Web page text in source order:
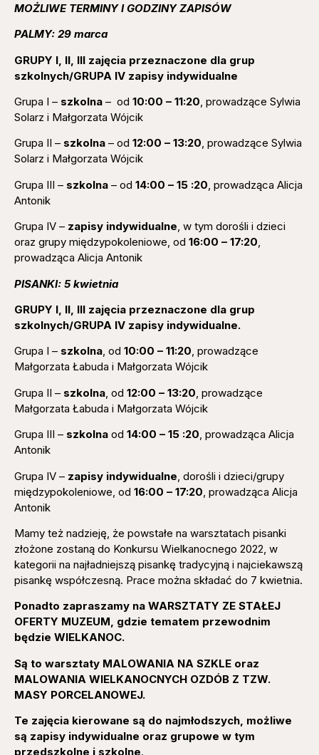
MOŻLIWE TERMINY I GODZINY ZAPISÓW
PALMY: 29 marca
GRUPY I, II, III zajęcia przeznaczone dla grup
szkolnych/GRUPA IV zapisy indywidualne
Grupa I – szkolna – od 10:00 – 11:20, prowadzące Sylwia
Solarz i Małgorzata Wójcik
Grupa II – szkolna – od 12:00 – 13:20, prowadzące Sylwia
Solarz i Małgorzata Wójcik
Grupa III – szkolna – od 14:00 – 15 :20, prowadząca Alicja
Antonik
Grupa IV – zapisy indywidualne, w tym dorośli i dzieci
oraz grupy międzypokoleniowe, od 16:00 – 17:20,
prowadząca Alicja Antonik
PISANKI: 5 kwietnia
GRUPY I, II, III zajęcia przeznaczone dla grup
szkolnych/GRUPA IV zapisy indywidualne.
Grupa I – szkolna, od 10:00 – 11:20, prowadzące
Małgorzata Łabuda i Małgorzata Wójcik
Grupa II – szkolna , od 12:00 – 13:20 , prowadzące
Małgorzata Łabuda i Małgorzata Wójcik
Grupa III – szkolna od 14:00 – 15 :20, prowadząca Alicja
Antonik
Grupa IV – zapisy indywidualne , dorośli i dzieci/grupy
międzypokoleniowe, od 16:00 – 17:20 , prowadząca Alicja
Antonik
Mamy też nadzieję, że powstałe na warsztatach pisanki
złożone zostaną do Konkursu Wielkanocnego 2022, w
kategorii na najładniejszą pisankę tradycyjną i najciekawszą
pisankę współczesną. Prace można składać do 7 kwietnia.
Ponadto zapraszamy na WARSZTATY ZE STAŁEJ
OFERTY MUZEUM, gdzie tematem przewodnim
będzie WIELKANOC.
Są to warsztaty MALOWANIA NA SZKLE oraz
MALOWANIA WIELKANOCNYCH OZDÓB Z TZW.
MASY PORCELANOWEJ.
Te zajęcia kierowane są do najmłodszych, możliwe
są zapisy indywidualne oraz grupowe w tym
przedszkolne i szkolne.